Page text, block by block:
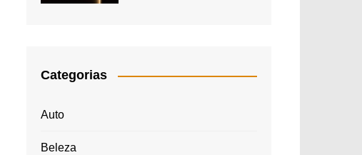
Categorias
Auto
Beleza